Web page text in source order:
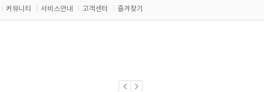
커뮤니티 서비스안내 고객센터 즐겨찾기